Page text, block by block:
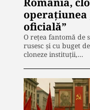
operațiunea
oficială”
O rețea fantomă de
rusesc și cu buget
cloneze instituții,…